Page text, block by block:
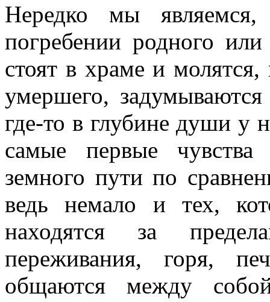
Нередко мы
погребении родного
стоят в храме и
умершего,
где-то в глубине души у
самые первые чувства
земного пути по
ведь немало и тех,
находятся за
переживания, горя,
общаются между